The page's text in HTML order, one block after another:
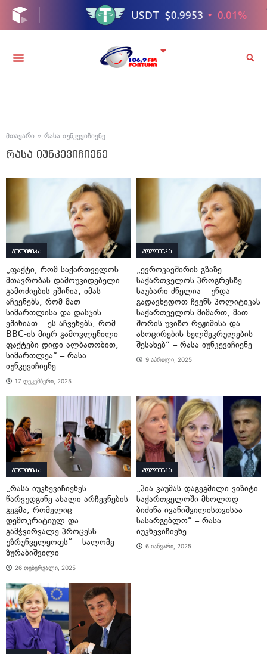
მთავარი » რასა იუნკევიჩიენე
რასა იუნკევიჩიენე
პოლიტიკა
„ფაქტი, რომ საქართველოს
მთავრობას დამოუკიდებელი
გამოძიების ეშინია, იმას
აჩვენებს, რომ მათ
სიმართლისა და დასჯის
ეშინიათ – ეს აჩვენებს, რომ
BBC-ის მიერ გამოვლენილი
ფაქტები დიდი ალბათობით,
სიმართლეა“ – რასა
იუნკევიჩიენე
17 დეკემბერი, 2025
პოლიტიკა
„ევროკავშირის გზაზე
საქართველოს პროგრესზე
საუბარი ძნელია – უნდა
გადავხედოთ ჩვენს პოლიტიკას
საქართველოს მიმართ, მათ
შორის უვიზო რეჟიმისა და
ასოცირების ხელშეკრულების
შესახებ“ – რასა იუნკევიჩიენე
9 აპრილი, 2025
პოლიტიკა
„რასა იუკნევიჩიენეს
წარვუდგინე ახალი არჩევნების
გეგმა, რომელიც
დემოკრატიულ და
გამჭვირვალე პროცესს
უზრუნველყოფს“ – სალომე
ზურაბიშვილი
26 თებერვალი, 2025
პოლიტიკა
„პია კაუმას დაგეგმილი ვიზიტი
საქართველოში მხოლოდ
ბიძინა ივანიშვილისთვისაა
სასარგებლო“ – რასა
იუკნევიჩიენე
6 იანვარი, 2025